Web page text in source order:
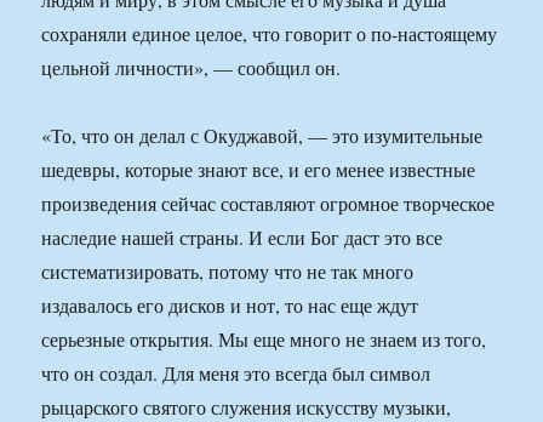
сохраняли единое целое, что говорит о по-настоящему
цельной личности», — сообщил он.
«То, что он делал с Окуджавой, — это изумительные
шедевры, которые знают все, и его менее известные
произведения сейчас составляют огромное творческое
наследие нашей страны. И если Бог даст это все
систематизировать, потому что не так много
издавалось его дисков и нот, то нас еще ждут
серьезные открытия. Мы еще много не знаем из того,
что он создал. Для меня это всегда был символ
рыцарского святого служения искусству музыки,